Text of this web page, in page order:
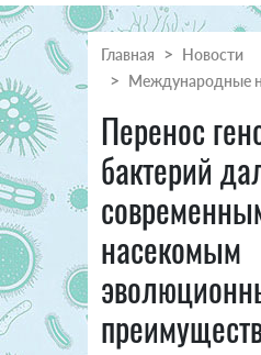
Главная
Новости
Международные
Перенос
бактерий
насекомым